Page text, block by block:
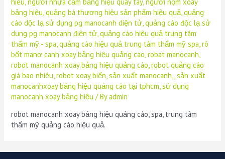
bảng hiệu ,quảng bá thương hiệu sản phẩm hiệu quả ,quảng
cáo dộc lạ sử dụng pg manocanh diện tử ,quảng cáo độc lạ sử
dụng pg manocanh điện tử ,quảng cáo hiệu quả trung tâm
thẩm mỹ - spa ,quảng cáo hiệu quả trung tâm thẩm mỹ spa ,rô
bốt manơ canh xoay bảng hiệu quảng cáo ,robat manocanh
robot manocanh xoay bảng hiệu quảng cáo ,robot quảng cáo
giá bao nhiêu ,robot xoay biển ,sản xuất manocanh, ,sản xuất
manocanhxoay bảng hiệu quảng cáo tại tphcm ,sử dụng
manocanh xoay bảng hiệu / Byadmin
robot manocanh xoay bảng hiệu quảng cáo, spa, trung tâm
thẩm mỹ quảng cáo hiệu quả.